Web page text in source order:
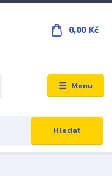
Menu
Hledat
0,00 Kč